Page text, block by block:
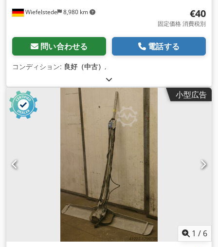
Wiefelstede 8,980 km €40
固定価格 消費税別
問い合わせる 電話する
コンディション: 良好（中古） ,
小型広告
1 / 6